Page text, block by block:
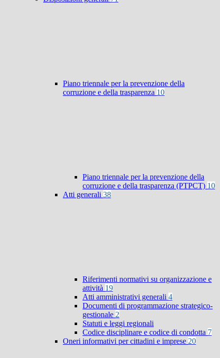
Piano triennale per la prevenzione della
corruzione e della trasparenza 10
Piano triennale per la prevenzione della
corruzione e della trasparenza (PTPCT) 10
Atti generali 38
Riferimenti normativi su organizzazione e
attività 19
Atti amministrativi generali 4
Documenti di programmazione strategico-
gestionale 2
Statuti e leggi regionali
Codice disciplinare e codice di condotta 7
Oneri informativi per cittadini e imprese 20